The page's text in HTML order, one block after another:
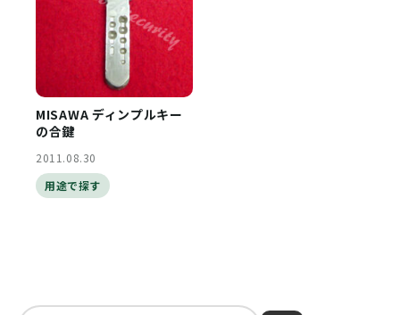
MISAWA ディンプルキー
の合鍵
2011.08.30
用途で探す